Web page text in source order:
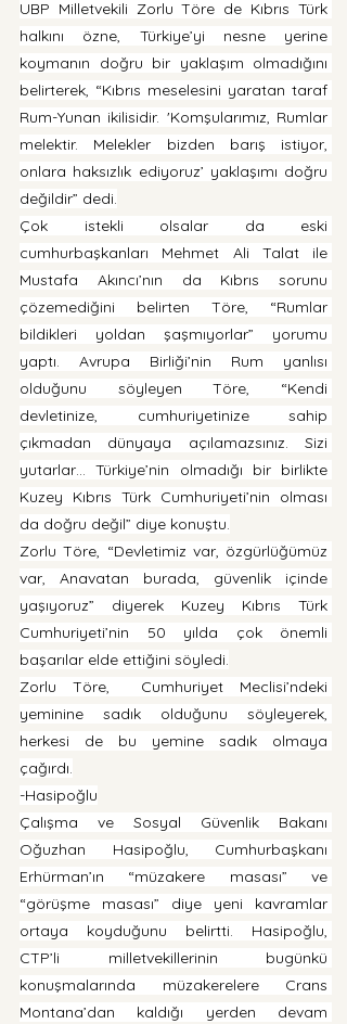
UBP Milletvekili Zorlu Töre de Kıbrıs Türk
halkını özne, Türkiye’yi nesne yerine
koymanın doğru bir yaklaşım olmadığını
belirterek, “Kıbrıs meselesini yaratan taraf
Rum-Yunan ikilisidir. 'Komşularımız, Rumlar
melektir. Melekler bizden barış istiyor,
onlara haksızlık ediyoruz’ yaklaşımı doğru
değildir” dedi.
Çok istekli olsalar da eski
cumhurbaşkanları Mehmet Ali Talat ile
Mustafa Akıncı’nın da Kıbrıs sorunu
çözemediğini belirten Töre, “Rumlar
bildikleri yoldan şaşmıyorlar” yorumu
yaptı. Avrupa Birliği’nin Rum yanlısı
olduğunu söyleyen Töre, “Kendi
devletinize, cumhuriyetinize sahip
çıkmadan dünyaya açılamazsınız. Sizi
yutarlar… Türkiye’nin olmadığı bir birlikte
Kuzey Kıbrıs Türk Cumhuriyeti’nin olması
da doğru değil” diye konuştu.
Zorlu Töre, “Devletimiz var, özgürlüğümüz
var, Anavatan burada, güvenlik içinde
yaşıyoruz” diyerek Kuzey Kıbrıs Türk
Cumhuriyeti’nin 50 yılda çok önemli
başarılar elde ettiğini söyledi.
Zorlu Töre,  Cumhuriyet Meclisi’ndeki
yeminine sadık olduğunu söyleyerek,
herkesi de bu yemine sadık olmaya
çağırdı.
-Hasipoğlu
Çalışma ve Sosyal Güvenlik Bakanı
Oğuzhan Hasipoğlu, Cumhurbaşkanı
Erhürman’ın “müzakere masası” ve
“görüşme masası” diye yeni kavramlar
ortaya koyduğunu belirtti. Hasipoğlu,
CTP’li milletvekillerinin bugünkü
konuşmalarında müzakerelere Crans
Montana’dan kaldığı yerden devam